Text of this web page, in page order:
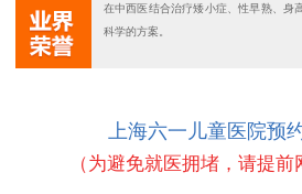
在中西医结合治疗矮小症、性早熟、身
科学的方案。
上海六一儿童医院预
（为避免就医拥堵，请提前